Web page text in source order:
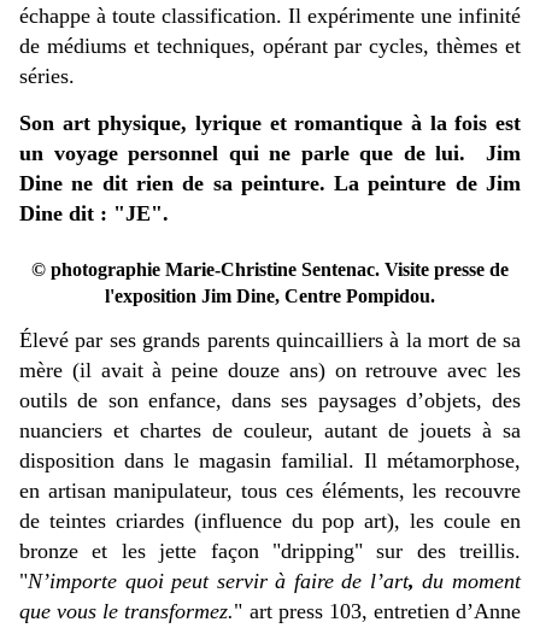
échappe à toute classification. Il expérimente une infinité
de médiums et techniques, opérant par cycles, thèmes et
séries.
Son art physique, lyrique et romantique à la fois est
un voyage personnel qui ne parle que de lui. Jim
Dine ne dit rien de sa peinture. La peinture de Jim
Dine dit : "JE".
© photographie Marie-Christine Sentenac. Visite presse de
l'exposition Jim Dine, Centre Pompidou.
Élevé par ses grands parents quincailliers à la mort de sa
mère (il avait à peine douze ans) on retrouve avec les
outils de son enfance, dans ses paysages d’objets, des
nuanciers et chartes de couleur, autant de jouets à sa
disposition dans le magasin familial. Il métamorphose,
en artisan manipulateur, tous ces éléments, les recouvre
de teintes criardes (influence du pop art), les coule en
bronze et les jette façon "dripping" sur des treillis.
"N’importe quoi peut servir à faire de l’art, du moment
que vous le transformez." art press 103, entretien d’Anne